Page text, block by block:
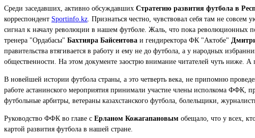
Среди заседавших, активно обсуждавших Стратегию развития футбола в
корреспондент Sportinfo.kz . Признаться честно, чувствовал себя там не
сигнал к началу революции в нашем футболе. Жаль, что пока революционных
тренера "Ордабасы" Бахтияра Байсеитова и гендиректора ФК "Актобе"
правительства втягивается в работу и ему не до футбола, а у народных
общественности. На этом документе заострю внимание читателей чуть ниже.
В новейшей истории футбола страны, а это четверть века, не припомню
работе астанинского мероприятия принимали участие члены исполкома ФФК,
футбольные арбитры, ветераны казахстанского футбола, болельщики,
Руководство ФФК во главе с Ерланом Кожагапановым обещало, что у всех,
картой развития футбола в нашей стране.